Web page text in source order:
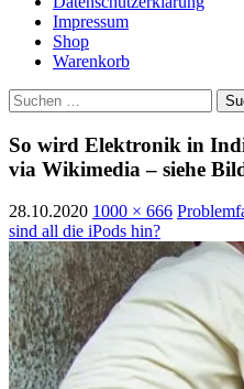
Impressum
Shop
Warenkorb
Suchen
nach:
So wird Elektronik in
via Wikimedia – siehe
28.10.2020 1000 × 666
sind all die iPods hin?